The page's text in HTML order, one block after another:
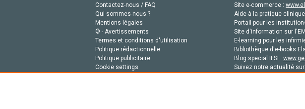
Contactez-nous / FAQ
Qui sommes-nous ?
Mentions légales
© - Avertissements
Termes et conditions d'utilisation
Politique rédactionnelle
Politique publicitaire
Cookie settings
Site e-commerce :
Aide à la pratique
Portail pour les
Site d'information sur
E-learning pour les
Bibliothèque d'e-books
Blog special IFSI :
Suivez notre actualité sur